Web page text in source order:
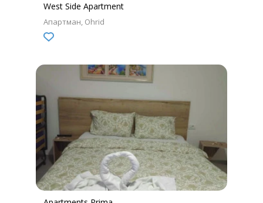
West Side Apartment
Апартман Ohrid